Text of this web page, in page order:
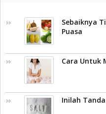
Sebaiknya
Puasa
Cara Untuk
Inilah